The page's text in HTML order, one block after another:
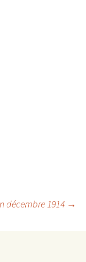
décembre 1914 →